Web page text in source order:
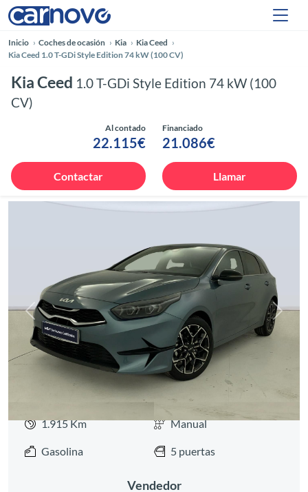
Inicio Coches de ocasión Kia
Kia Ceed
Kia Ceed 1.0 T-GDi Style Edition 74 kW (100 CV)
Kia Ceed 1.0 T-GDi Style Edition 74 kW (100
CV)
Al contado
22.115€
Financiado
21.086€
Contactar Llamar
Anterior
1.915 Km Manual
Gasolina 5 puertas
Vendedor